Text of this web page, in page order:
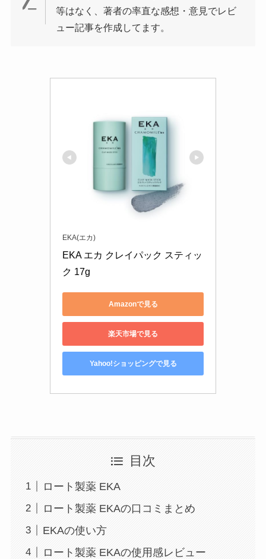
等はなく、著者の率直な感想・意見でレビ
ュー記事を作成してます。
EKA(エカ)
EKA エカ クレイパック スティッ
ク 17g
Amazonで見る
楽天市場で見る
Yahoo!ショッピングで見る
目次
ロート製薬 EKA
ロート製薬 EKAの口コミまとめ
EKAの使い方
ロート製薬 EKAの使用感レビュー